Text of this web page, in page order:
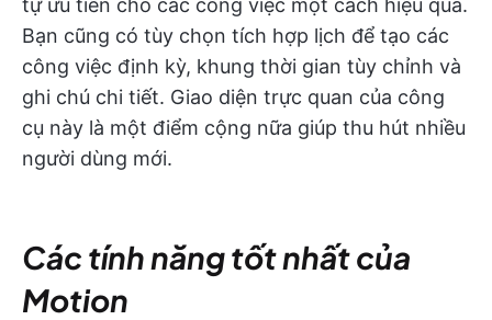
tự ưu tiên cho các công việc một cách hiệu quả.
Bạn cũng có tùy chọn tích hợp lịch để tạo các
công việc định kỳ, khung thời gian tùy chỉnh và
ghi chú chi tiết. Giao diện trực quan của công
cụ này là một điểm cộng nữa giúp thu hút nhiều
người dùng mới.
Các tính năng tốt nhất của
Motion